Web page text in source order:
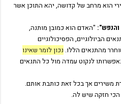
הוא מרחב של קדושה, יהא התוכן אשר
והנפש": "האדם הוא כמובן מותנה,
הביולוגיים, הפסיכולוגיים
מהתנאים הללו. נכון לומר שאינו
לנקוט עמדה מול כל התנאים
משירים אך בכל זאת כותבת אותם.
הכי חזקה שיש לה.